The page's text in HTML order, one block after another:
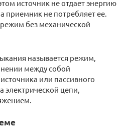
источник не отдает энергию
приемник не потребляет ее.
без механической
называется режим,
между собой
или пассивного
электрической цепи,